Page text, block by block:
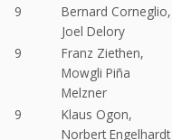
9
Bernard Corneglio,
Joel Delory
9
Franz Ziethen,
Mowgli Piña
Melzner
9
Klaus Ogon,
Norbert Engelhardt